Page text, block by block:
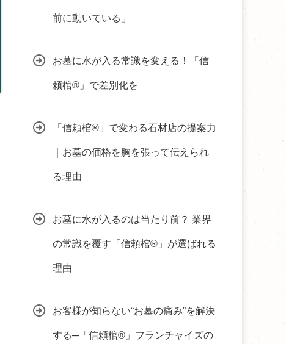
前に動いている」
お墓に水が入る常識を変える！「信
頼棺®」で差別化を
「信頼棺®」で変わる石材店の提案力
｜お墓の価格を胸を張って伝えられ
る理由
お墓に水が入るのは当たり前？ 業界
の常識を覆す「信頼棺®」が選ばれる
理由
お客様が知らない“お墓の痛み”を解決
する─「信頼棺®」フランチャイズの